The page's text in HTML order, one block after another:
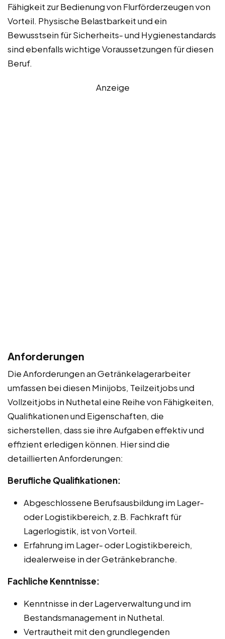
Fähigkeit zur Bedienung von Flurförderzeugen von
Vorteil. Physische Belastbarkeit und ein
Bewusstsein für Sicherheits- und Hygienestandards
sind ebenfalls wichtige Voraussetzungen für diesen
Beruf.
Anzeige
Anforderungen
Die Anforderungen an Getränkelagerarbeiter
umfassen bei diesen Minijobs, Teilzeitjobs und
Vollzeitjobs in Nuthetal eine Reihe von Fähigkeiten,
Qualifikationen und Eigenschaften, die
sicherstellen, dass sie ihre Aufgaben effektiv und
effizient erledigen können. Hier sind die
detaillierten Anforderungen:
Berufliche Qualifikationen:
Abgeschlossene Berufsausbildung im Lager-
oder Logistikbereich, z.B. Fachkraft für
Lagerlogistik, ist von Vorteil.
Erfahrung im Lager- oder Logistikbereich,
idealerweise in der Getränkebranche.
Fachliche Kenntnisse:
Kenntnisse in der Lagerverwaltung und im
Bestandsmanagement in Nuthetal.
Vertrautheit mit den grundlegenden